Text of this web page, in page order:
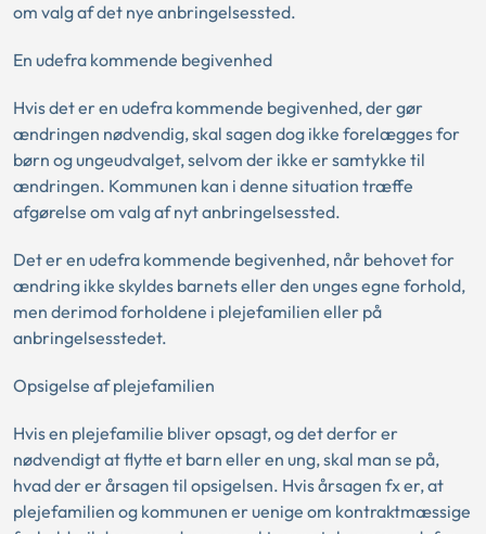
om valg af det nye anbringelsessted.
En udefra kommende begivenhed
Hvis det er en udefra kommende begivenhed, der gør
ændringen nødvendig, skal sagen dog ikke forelægges for
børn og ungeudvalget, selvom der ikke er samtykke til
ændringen. Kommunen kan i denne situation træffe
afgørelse om valg af nyt anbringelsessted.
Det er en udefra kommende begivenhed, når behovet for
ændring ikke skyldes barnets eller den unges egne forhold,
men derimod forholdene i plejefamilien eller på
anbringelsesstedet.
Opsigelse af plejefamilien
Hvis en plejefamilie bliver opsagt, og det derfor er
nødvendigt at flytte et barn eller en ung, skal man se på,
hvad der er årsagen til opsigelsen. Hvis årsagen fx er, at
plejefamilien og kommunen er uenige om kontraktmæssige